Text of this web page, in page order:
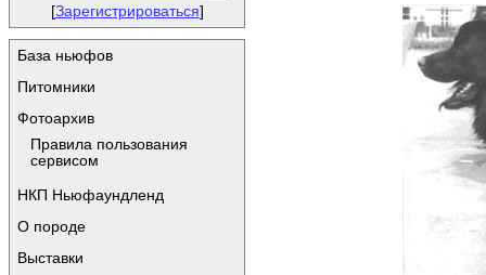
[Зарегистрироваться]
База ньюфов
Питомники
Фотоархив
Правила пользования
сервисом
НКП Ньюфаундленд
О породе
Выставки